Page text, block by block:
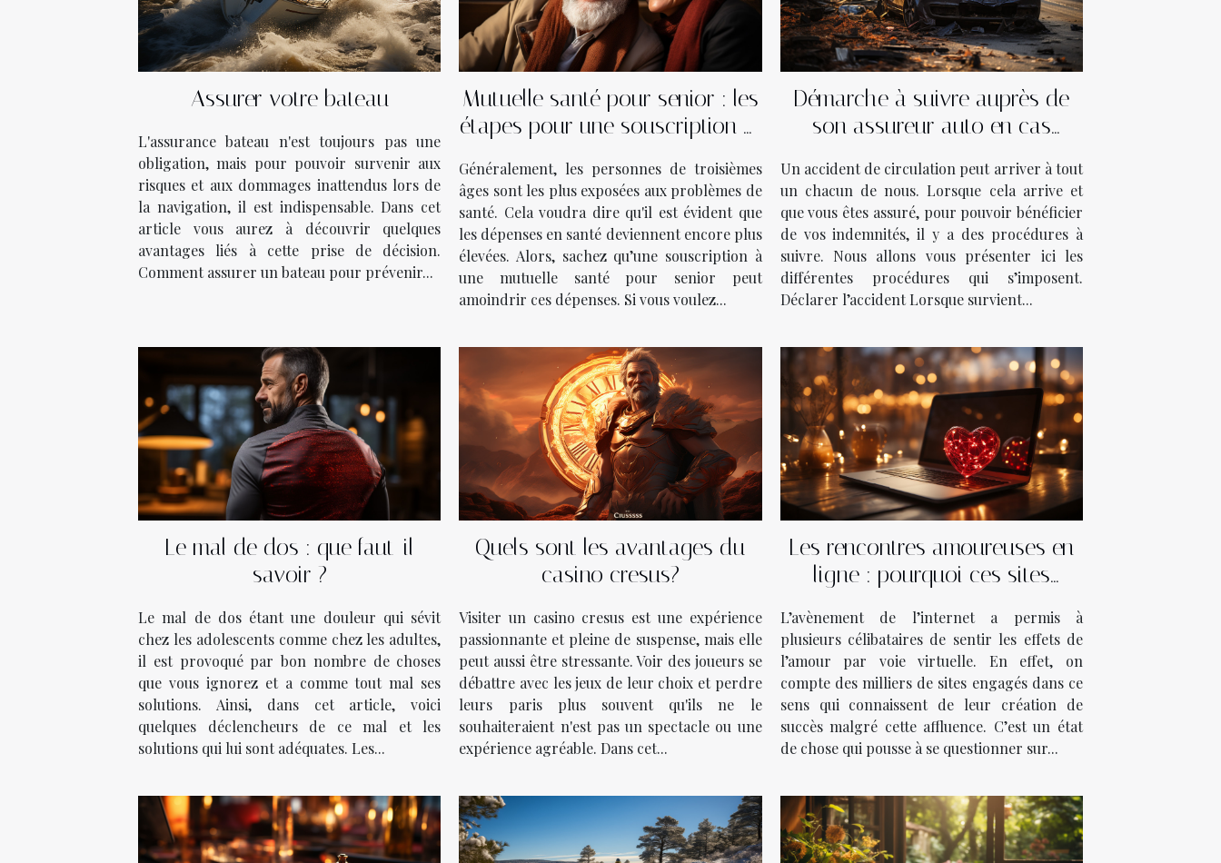
Assurer votre bateau
L'assurance bateau n'est toujours pas une
obligation, mais pour pouvoir survenir aux
risques et aux dommages inattendus lors de
la navigation, il est indispensable. Dans cet
article vous aurez à découvrir quelques
avantages liés à cette prise de décision.
Comment assurer un bateau pour prévenir...
Mutuelle santé pour senior : les
étapes pour une souscription et
Généralement, les personnes de troisièmes
âges sont les plus exposées aux problèmes de
santé. Cela voudra dire qu'il est évident que
les dépenses en santé deviennent encore plus
élevées. Alors, sachez qu’une souscription à
une mutuelle santé pour senior peut
amoindrir ces dépenses. Si vous voulez...
Démarche à suivre auprès de
son assureur auto en cas
Un accident de circulation peut arriver à tout
un chacun de nous. Lorsque cela arrive et
que vous êtes assuré, pour pouvoir bénéficier
de vos indemnités, il y a des procédures à
suivre. Nous allons vous présenter ici les
différentes procédures qui s’imposent.
Déclarer l’accident Lorsque survient...
Le mal de dos : que faut-il
savoir ?
Le mal de dos étant une douleur qui sévit
chez les adolescents comme chez les adultes,
il est provoqué par bon nombre de choses
que vous ignorez et a comme tout mal ses
solutions. Ainsi, dans cet article, voici
quelques déclencheurs de ce mal et les
solutions qui lui sont adéquates. Les...
Quels sont les avantages du
casino cresus?
Visiter un casino cresus est une expérience
passionnante et pleine de suspense, mais elle
peut aussi être stressante. Voir des joueurs se
débattre avec les jeux de leur choix et perdre
leurs paris plus souvent qu'ils ne le
souhaiteraient n'est pas un spectacle ou une
expérience agréable. Dans cet...
Les rencontres amoureuses en
ligne : pourquoi ces sites
L’avènement de l’internet a permis à
plusieurs célibataires de sentir les effets de
l’amour par voie virtuelle. En effet, on
compte des milliers de sites engagés dans ce
sens qui connaissent de leur création de
succès malgré cette affluence. C’est un état
de chose qui pousse à se questionner sur...